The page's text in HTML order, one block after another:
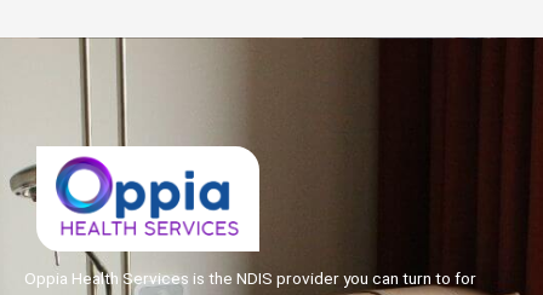
Oppia Health Services is the NDIS provider you can turn to for